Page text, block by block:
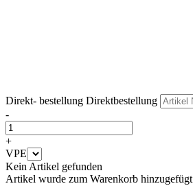
Direkt- bestellung Direktbestellung
-
+
VPE
Kein Artikel gefunden
Artikel wurde zum Warenkorb hinzugefügt